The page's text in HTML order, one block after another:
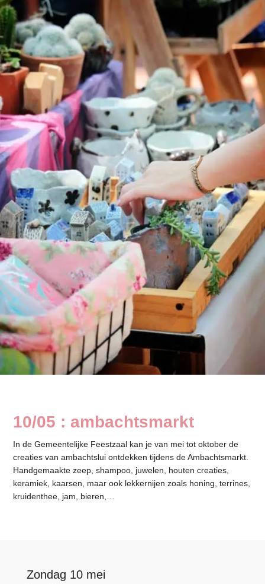
10/05 : ambachtsmarkt
In de Gemeentelijke Feestzaal kan je van mei tot oktober de
creaties van ambachtslui ontdekken tijdens de Ambachtsmarkt.
Handgemaakte zeep, shampoo, juwelen, houten creaties,
keramiek, kaarsen, maar ook lekkernijen zoals honing, terrines,
kruidenthee, jam, bieren,…
Zondag 10 mei